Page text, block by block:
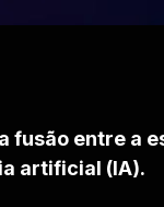
fusão entre a
artificial (IA).